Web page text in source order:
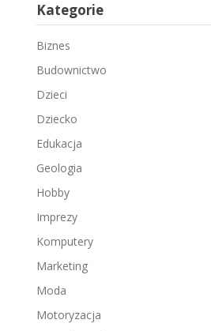
Kategorie
Biznes
Budownictwo
Dzieci
Dziecko
Edukacja
Geologia
Hobby
Imprezy
Komputery
Marketing
Moda
Motoryzacja